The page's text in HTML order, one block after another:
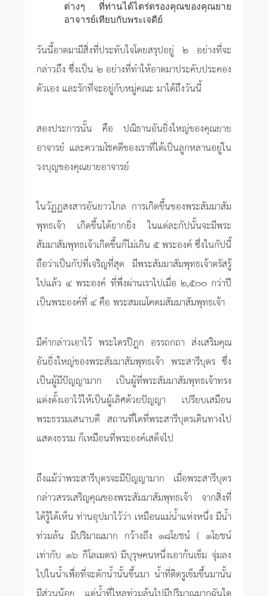
ต่างๆ ที่ท่านได้ไตร่ตรองคุณของคุณยาย
อาจารย์เทียบกับพระเจดีย์
วันนี้อาตมามีสิ่งที่ประทับใจโดยสรุปอยู่ ๒ อย่างที่จะ
กล่าวถึง ซึ่งเป็น ๒ อย่างที่ทำให้อาตมาประคับประคอง
ตัวเอง และรักที่จะอยู่กับหมู่คณะ มาได้ถึงวันนี้
สองประการนั้น คือ
ปณิธานอันยิ่งใหญ่ของคุณยาย
อาจารย์ และความโชคดีของเราที่ได้เป็นลูกหลานอยู่ใน
วงบุญของคุณยายอาจารย์
ในวัฏฏสงสารอันยาวไกล การเกิดขึ้นของพระสัมมาสัม
พุทธเจ้า เกิดขึ้นได้ยากยิ่ง ในแต่ละกัปนั้นจะมีพระ
สัมมาสัมพุทธเจ้าเกิดขึ้นก็ไม่เกิน ๕ พระองค์ ซึ่งในกัปนี้
ถือว่าเป็นกัปที่เจริญที่สุด มีพระสัมมาสัมพุทธเจ้าตรัสรู้
ไปแล้ว ๔ พระองค์ ที่พึ่งผ่านเราไปเมื่อ ๒,๕๐๐ กว่าปี
เป็นพระองค์ที่ ๔ คือ พระสมณโคดมสัมมาสัมพุทธเจ้า
มีคำกล่าวเอาไว้ พระไตรปิฎก อรรถกถา ส่งเสริมคุณ
อันยิ่งใหญ่ของพระสัมมาสัมพุทธเจ้า พระสารีบุตร ซึ่ง
เป็นผู้มีปัญญามาก เป็นผู้ที่พระสัมมาสัมพุทธเจ้าทรง
แต่งตั้งเอาไว้ให้เป็นผู้เลิศด้วยปัญญา เปรียบเสมือน
พระธรรมเสนาบดี สถานที่ใดที่พระสารีบุตรเดินทางไป
แสดงธรรม ก็เหมือนที่พระองค์เสด็จไป
ถึงแม้ว่าพระสารีบุตรจะมีปัญญามาก เมื่อพระสารีบุตร
กล่าวสรรเสริญคุณของพระสัมมาสัมพุทธเจ้า จากสิ่งที่
ได้รู้ได้เห็น ท่านอุปมาไว้ว่า เหมือนแม่น้ำแห่งหนึ่ง มีน้ำ
ท่วมล้น มีปริมาณมาก กว้างถึง ๑๘โยชน์ ( ๑โยชน์
เท่ากับ ๑๖ กิโลเมตร) มีบุรุษคนหนึ่งเอาก้นเข็ม จุ่มลง
ไปในน้ำเพื่อที่จะตักน้ำนั้นขึ้นมา น้ำที่ติดรูเข็มขึ้นมานั้น
มีส่วนน้อย แต่น้ำที่ไหลท่วมล้นไปมีปริมาณมากฉันใด